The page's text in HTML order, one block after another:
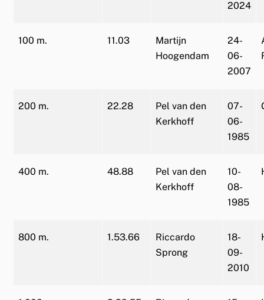
2024
100 m. 11.03
Martijn
Hoogendam
24-
06-
2007
200 m. 22.28
Pel van den
Kerkhoff
07-
06-
1985
400 m. 48.88
Pel van den
Kerkhoff
10-
08-
1985
800 m. 1.53.66
Riccardo
Sprong
18-
09-
2010